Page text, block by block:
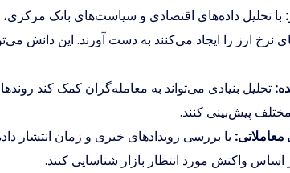
با تحلیل داده‌های اقتصادی و سیاست‌های بانک
نرخ ارز را ایجاد می‌کنند به دست آورند. این دانش
تحلیل بنیادی می‌تواند به معامله‌گران کمک کند
پیش‌بینی کنند.
با بررسی رویدادهای خبری و زمان انتشار
اساس واکنش مورد انتظار بازار شناسایی کنند.